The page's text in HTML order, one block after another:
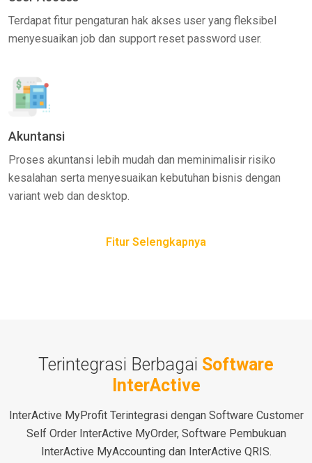
Terdapat fitur pengaturan hak akses user yang fleksibel
menyesuaikan job dan support reset password user.
Akuntansi
Proses akuntansi lebih mudah dan meminimalisir risiko
kesalahan serta menyesuaikan kebutuhan bisnis dengan
variant web dan desktop.
Fitur Selengkapnya
Terintegrasi Berbagai Software
InterActive
InterActive MyProfit Terintegrasi dengan Software Customer
Self Order InterActive MyOrder, Software Pembukuan
InterActive MyAccounting dan InterActive QRIS.